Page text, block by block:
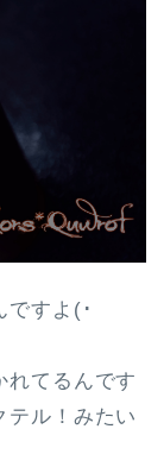
すよ(･
てるんです
テル！みたい